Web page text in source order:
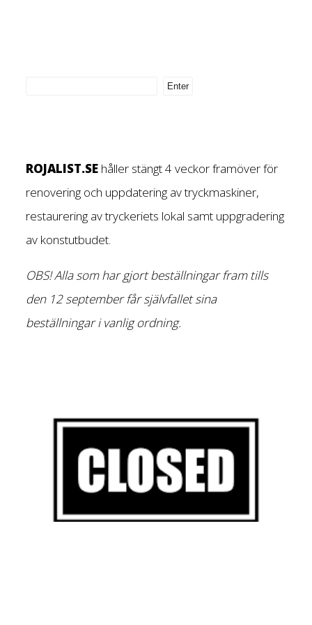
ROJALIST.SE håller stängt 4 veckor framöver för
renovering och uppdatering av tryckmaskiner,
restaurering av tryckeriets lokal samt uppgradering
av konstutbudet.
OBS! Alla som har gjort beställningar fram tills
den 12 september får självfallet sina
beställningar i vanlig ordning.